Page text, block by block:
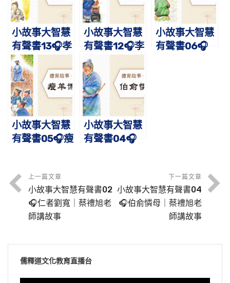
師講故事
小故事大智慧
有聲書13🎧孝
子李忠｜蔡禮
旭老師講故事
小故事大智慧
有聲書12🎧李
勣焚鬚｜蔡禮
旭老師講故事
小故事大智慧
有聲書06🎧
小故事大智慧
有聲書05🎧瘦
小故事大智慧
有聲書04🎧
上一篇文章
小故事大智慧有聲書02
🎧仁者劉寬｜蔡禮旭老
師講故事
下一篇文章
小故事大智慧有聲書04
🎧伯俞憐母｜蔡禮旭老
師講故事
儒釋道文化教育直播台